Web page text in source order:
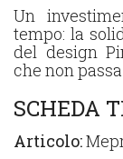
Un
tempo: la
del design
che non
SCHEDA
Articolo: